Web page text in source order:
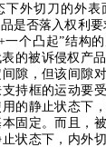
下外切刀的外
是否落入权利要
一个凸起”结构
的被诉侵权产
隙，但该间隙
持框的运动要
的静止状态下
固定。而且，
状态下，内外